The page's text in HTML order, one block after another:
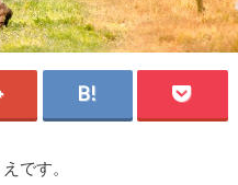
です。